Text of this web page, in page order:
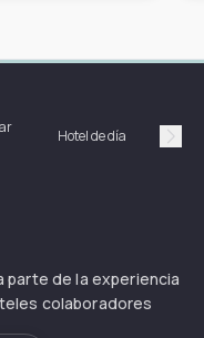
Hotel de día
parte de la experiencia
colaboradores